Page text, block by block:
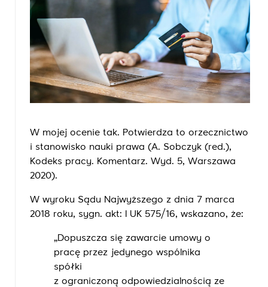
W mojej ocenie tak. Potwierdza to orzecznictwo
i stanowisko nauki prawa (A. Sobczyk (red.),
Kodeks pracy. Komentarz. Wyd. 5, Warszawa
2020).
W wyroku Sądu Najwyższego z dnia 7 marca
2018 roku, sygn. akt: I UK 575/16, wskazano, że:
„Dopuszcza się zawarcie umowy o
pracę przez jedynego wspólnika
spółki
z ograniczoną odpowiedzialnością ze